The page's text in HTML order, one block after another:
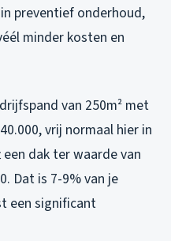
preventief onderhoud,
minder kosten en
van 250m² met
vrij normaal hier in
dak ter waarde van
Dat is 7-9% van je
een significant